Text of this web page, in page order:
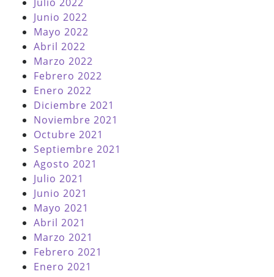
Junio 2022
Mayo 2022
Abril 2022
Marzo 2022
Febrero 2022
Enero 2022
Diciembre 2021
Noviembre 2021
Octubre 2021
Septiembre 2021
Agosto 2021
Julio 2021
Junio 2021
Mayo 2021
Abril 2021
Marzo 2021
Febrero 2021
Enero 2021